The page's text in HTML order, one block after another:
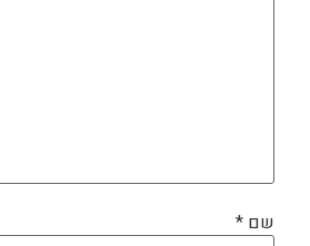
שם *